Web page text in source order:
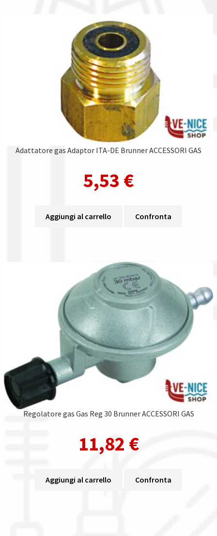
Adattatore gas Adaptor ITA-DE Brunner ACCESSORI GAS
5,53 €
Aggiungi al carrello Confronta
Regolatore gas Gas Reg 30 Brunner ACCESSORI GAS
11,82 €
Aggiungi al carrello Confronta